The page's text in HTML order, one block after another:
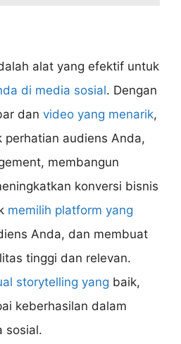
alat yang efektif untuk
di media sosial. Dengan
dan video yang menarik,
perhatian audiens Anda,
membangun
konversi bisnis
memilih platform yang
Anda, dan membuat
tinggi dan relevan.
storytelling yang baik,
keberhasilan dalam
sosial.